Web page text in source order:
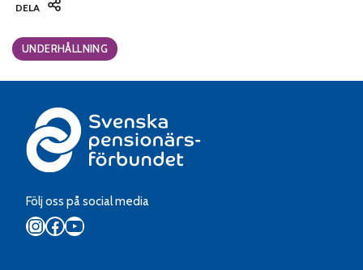
DELA
Categories:
UNDERHÅLLNING
Följ oss på social media
Instagram
Facebook
YouTube